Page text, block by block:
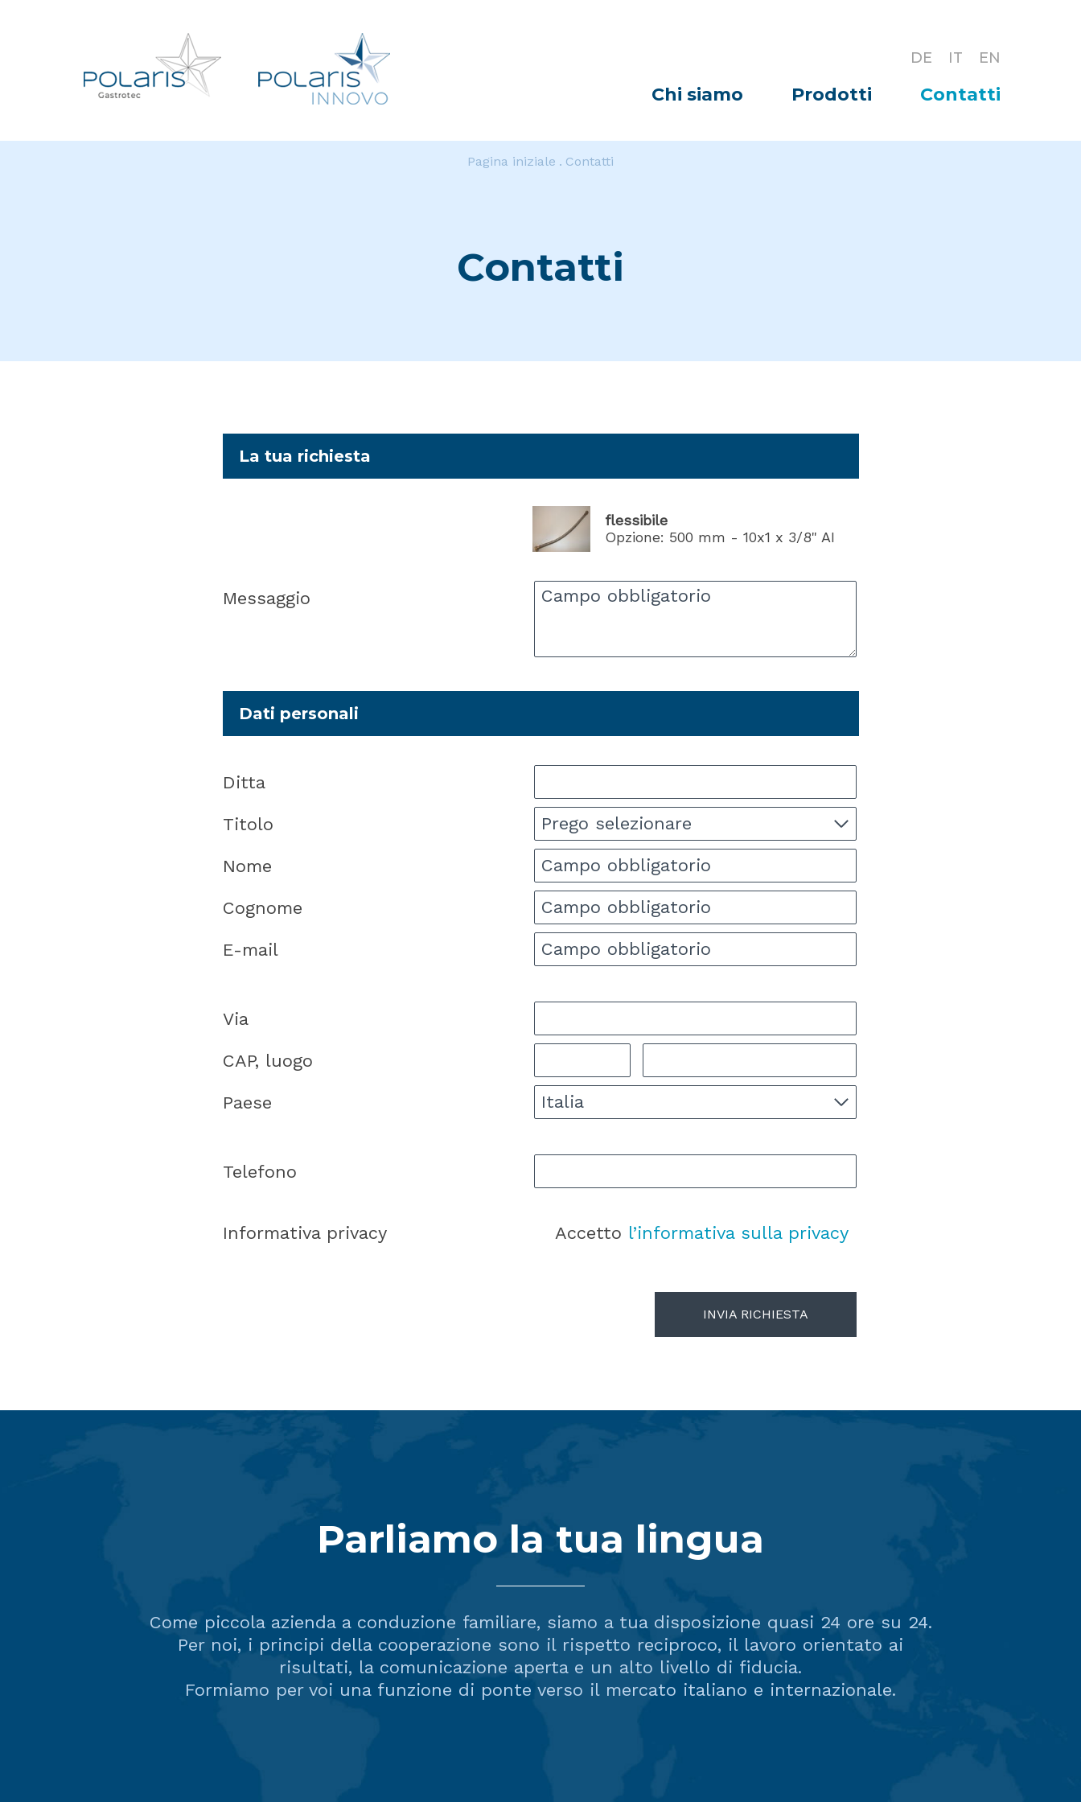
DE IT EN
Chi siamo Prodotti Contatti
Pagina iniziale Contatti
Contatti
La tua richiesta
flessibile
Opzione: 500 mm - 10x1 x 3/8" AI
Messaggio
Dati personali
Ditta
Titolo Prego selezionare
Nome
Cognome
E-mail
Via
CAP, luogo
Paese Italia
Telefono
Informativa privacy Accetto l’informativa sulla privacy
INVIA RICHIESTA
Parliamo la tua lingua
Come piccola azienda a conduzione familiare, siamo a tua disposizione quasi 24 ore su 24.
Per noi, i principi della cooperazione sono il rispetto reciproco, il lavoro orientato ai
risultati, la comunicazione aperta e un alto livello di fiducia.
Formiamo per voi una funzione di ponte verso il mercato italiano e internazionale.